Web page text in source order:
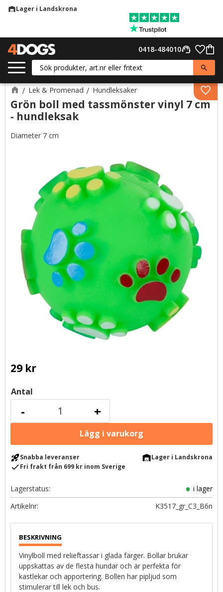
warehouseLager i Landskrona
support_agent
0418-484010
Lek & Promenad Hundleksaker
Grön boll med tassmönster vinyl 7 cm
- hundleksak
Diameter 7 cm
29kr
Antal
+
-
rocket_launchSnabba leveranser warehouseLager i Landskrona
checkFri frakt från 699 kr inom Sverige
Lagerstatus
i lager
Artikelnr
K3517_gr_C3_B6n
Vinylboll med relieftassar i glada färger. Bollar brukar
uppskattas av de flesta hundar och är perfekta för
kastlekar och apportering. Bollen har pipljud som
stimulerar till lek och bus.